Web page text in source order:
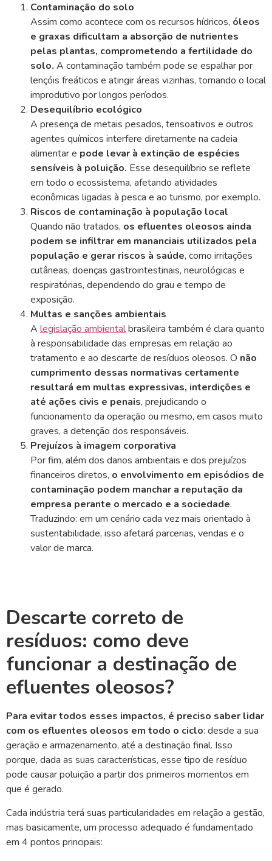
Contaminação do solo
Assim como acontece com os recursos hídricos, óleos
e graxas dificultam a absorção de nutrientes
pelas plantas, comprometendo a fertilidade do
solo. A contaminação também pode se espalhar por
lençóis freáticos e atingir áreas vizinhas, tornando o local
improdutivo por longos períodos.
Desequilíbrio ecológico
A presença de metais pesados, tensoativos e outros
agentes químicos interfere diretamente na cadeia
alimentar e pode levar à extinção de espécies
sensíveis à poluição. Esse desequilíbrio se reflete
em todo o ecossistema, afetando atividades
econômicas ligadas à pesca e ao turismo, por exemplo.
Riscos de contaminação à população local
Quando não tratados, os efluentes oleosos ainda
podem se infiltrar em mananciais utilizados pela
população e gerar riscos à saúde, como irritações
cutâneas, doenças gastrointestinais, neurológicas e
respiratórias, dependendo do grau e tempo de
exposição.
Multas e sanções ambientais
A legislação ambientalbrasileira também é clara quanto
à responsabilidade das empresas em relação ao
tratamento e ao descarte de resíduos oleosos. O não
cumprimento dessas normativas certamente
resultará em multas expressivas, interdições e
até ações civis e penais, prejudicando o
funcionamento da operação ou mesmo, em casos muito
graves, a detenção dos responsáveis.
Prejuízos à imagem corporativa
Por fim, além dos danos ambientais e dos prejuízos
financeiros diretos, o envolvimento em episódios de
contaminação podem manchar a reputação da
empresa perante o mercado e a sociedade.
Traduzindo: em um cenário cada vez mais orientado à
sustentabilidade, isso afetará parcerias, vendas e o
valor de marca.
Descarte correto de
resíduos: como deve
funcionar a destinação de
efluentes oleosos?
Para evitar todos esses impactos, é preciso saber lidar
com os efluentes oleosos em todo o ciclo: desde a sua
geração e armazenamento, até a destinação final. Isso
porque, dada as suas características, esse tipo de resíduo
pode causar poluição a partir dos primeiros momentos em
que é gerado.
Cada indústria terá suas particularidades em relação a gestão,
mas basicamente, um processo adequado é fundamentado
em 4 pontos principais: